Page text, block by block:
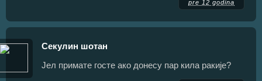
pre 12 godina
Секулин шотан
Јел примате госте ако донесу пар кила ракије?